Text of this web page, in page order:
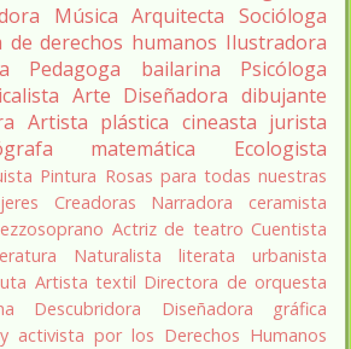
Música Arquitecta Socióloga
de derechos humanos Ilustradora
Pedagoga bailarina
Psicóloga
Arte Diseñadora dibujante
Artista plástica cineasta jurista
matemática
Ecologista
Pintura Rosas para todas nuestras
Creadoras Narradora
ceramista
Actriz de teatro Cuentista
Naturalista literata
urbanista
Artista textil Directora de orquesta
Descubridora
Diseñadora gráfica
activista por los Derechos Humanos